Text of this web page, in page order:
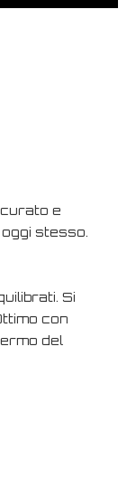
e
stesso.
Si
con
del